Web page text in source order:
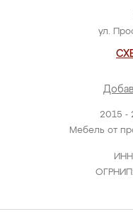
2015 -
Мебель от
ул.